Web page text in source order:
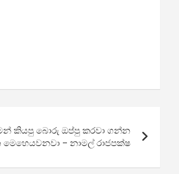
කියපු බොරු ඔප්පු කරවා ගන්න
– නාමල් රාජපක්ෂ